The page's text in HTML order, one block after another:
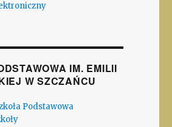
IM. EMILII
W SZCZAŃCU
Podstawowa